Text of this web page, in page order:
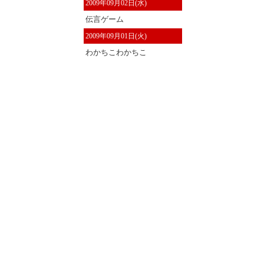
2009年09月02日(水)
伝言ゲーム
2009年09月01日(火)
わかちこわかちこ